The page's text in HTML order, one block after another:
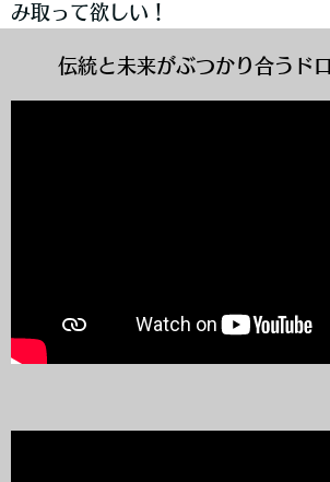
み取って欲しい！
伝統と未来がぶつかり合うド